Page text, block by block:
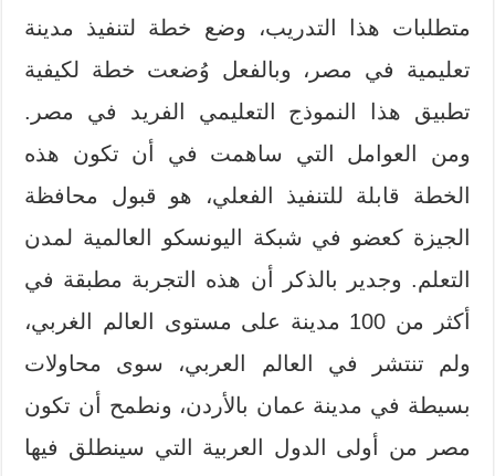
متطلبات هذا التدريب، وضع خطة لتنفيذ مدينة
تعليمية في مصر، وبالفعل وُضعت خطة لكيفية
تطبيق هذا النموذج التعليمي الفريد في مصر.
ومن العوامل التي ساهمت في أن تكون هذه
الخطة قابلة للتنفيذ الفعلي، هو قبول محافظة
الجيزة كعضو في شبكة اليونسكو العالمية لمدن
التعلم. وجدير بالذكر أن هذه التجربة مطبقة في
أكثر من 100 مدينة على مستوى العالم الغربي،
ولم تنتشر في العالم العربي، سوى محاولات
بسيطة في مدينة عمان بالأردن، ونطمح أن تكون
مصر من أولى الدول العربية التي سينطلق فيها